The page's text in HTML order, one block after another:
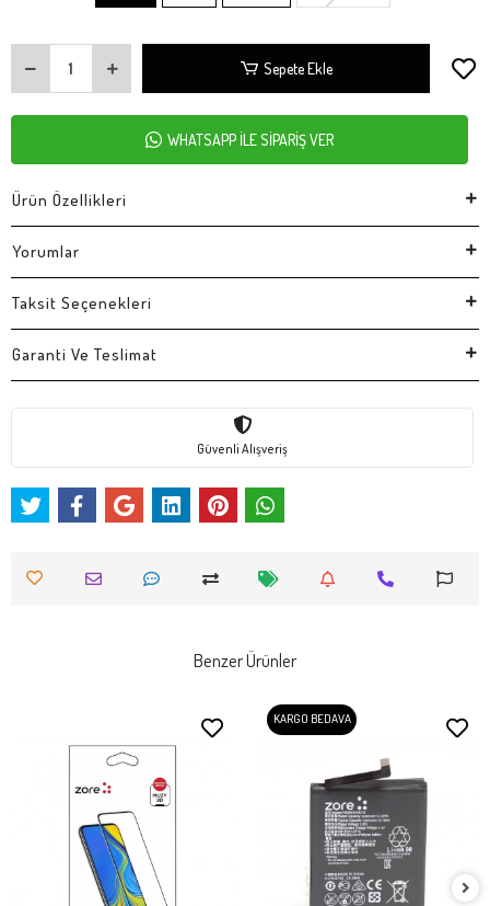
Sepete Ekle
WHATSAPP İLE SİPARİŞ VER
Ürün Özellikleri
Yorumlar
Taksit Seçenekleri
Garanti Ve Teslimat
Güvenli Alışveriş
Benzer Ürünler
KARGO BEDAVA